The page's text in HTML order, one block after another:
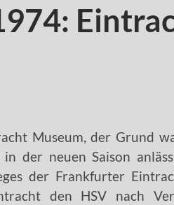
Museum, der Grund
der neuen Saison
der Frankfurter
den HSV nach